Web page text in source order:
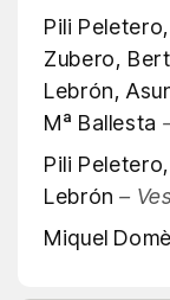
Pili
Zubero,
Lebrón,
Mª Ballesta
Pili
Lebrón –
Miquel